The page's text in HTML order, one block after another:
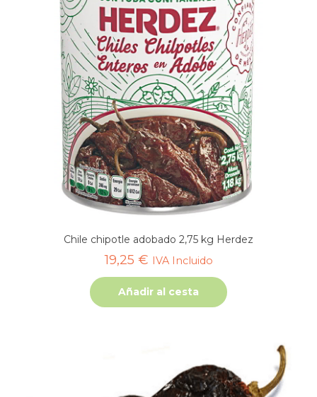
Chile chipotle adobado 2,75 kg Herdez
19,25 € IVA Incluido
Añadir al cesta